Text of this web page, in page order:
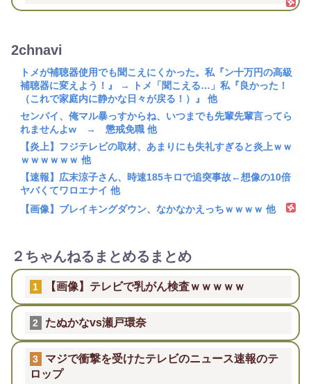
2chnavi
トメが補聴器使用でも聞こえにくかった。私『ン十万円の高級
補聴器に変えよう！』 → トメ「聞こえる…」私『良かった！
（これで家庭内に静かな日々が戻る！）』 他
センパイ、俺マル暴っすからね、いつまでも先輩先輩言ってら
れませんよw → 懲戒免職 他
【炎上】フジテレビの取材、あまりにも失礼すぎると炎上ｗｗ
ｗｗｗｗｗｗ 他
【速報】広末涼子さん、時速185キロで追突事故←想像の10倍
ヤバくてワロエナイ 他
【画像】ブレイキングダウン、なかなかえっちｗｗｗｗ 他
２ちゃんねるまとめるまとめ
1 【画像】テレビで乳がん検査ｗｗｗｗｗ
2 たぬかなvs瀬戸環奈
3
マジで衝撃を受けたテレビのニュース速報のテ
ロップ